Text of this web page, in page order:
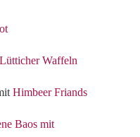
Lütticher Waffeln
Himbeer Friands
Baos mit